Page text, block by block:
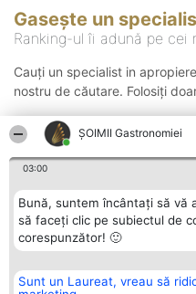
ȘOIMII Gastronomiei
03:00
Bună, suntem încântați să vă
să faceți clic pe subiectul de
corespunzător! 🙂
Sunt un Laureat, vreau să
Gasește un
Ranking-ul îi adună pe
Cauți un specialist in
nostru de căutare. Folosiți
Organizator Ranking